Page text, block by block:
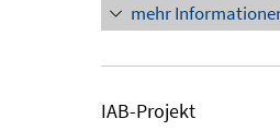
mehr
IAB-Projekt